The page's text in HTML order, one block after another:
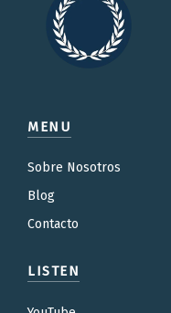
MENU
Sobre Nosotros
Blog
Contacto
LISTEN